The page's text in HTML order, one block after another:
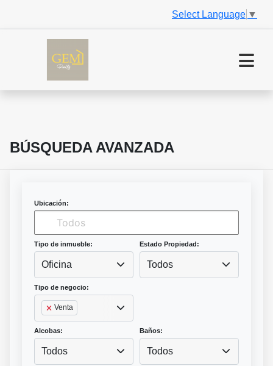
Select Language ▼
BÚSQUEDA AVANZADA
Ubicación:
Tipo de inmueble:
Oficina
Estado Propiedad:
Todos
Tipo de negocio:
Venta
Alcobas:
Todos
Baños:
Todos